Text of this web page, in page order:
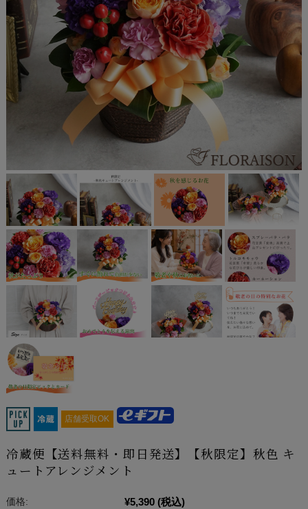
店舗受取OK
冷蔵便【送料無料・即日発送】【秋限定】秋色 キ
ュートアレンジメント
価格: ¥5,390 (税込)